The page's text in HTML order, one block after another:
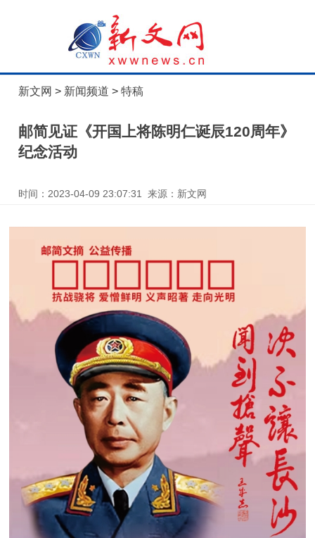
新文网 > 新闻频道 >特稿
邮简见证《开国上将陈明仁诞辰120周年》
纪念活动
时间：2023-04-09 23:07:31 来源：新文网